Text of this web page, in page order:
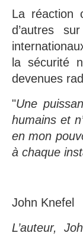
La réaction
d’autres
la sécurité
devenues
"Une
humains et
en mon
à chaque
John Knefel
L’auteur,